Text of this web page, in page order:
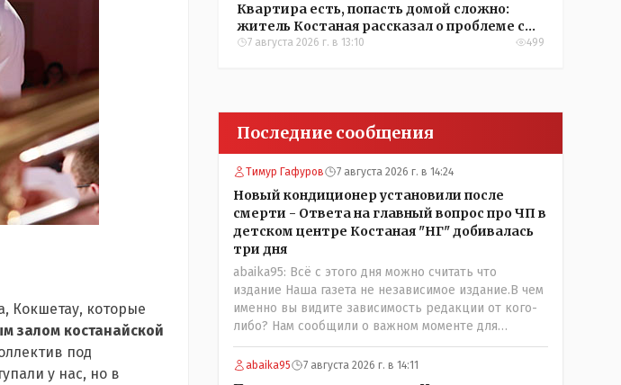
Кокшетау, которые
залом костанайской
под
у нас, но в
Квартира есть, попасть домой сложно:
житель Костаная рассказал о проблеме с
подъездом
7 августа 2026 г. в 13:10 499
Последние сообщения
Тимур Гафуров 7 августа 2026 г. в 14:24
Новый кондиционер установили после
смерти - Ответа на главный вопрос про ЧП в
детском центре Костаная "НГ" добивалась
три дня
abaika95: Всё с этого дня можно считать что
издание Наша газета не независимое издание.В чем
именно вы видите зависимость редакции от кого-
либо? Нам сообщили о важном моменте для
описываемой истории. И редакция отреагировала
бы дополнительным исследованием на такие
abaika95 7 августа 2026 г. в 14:11